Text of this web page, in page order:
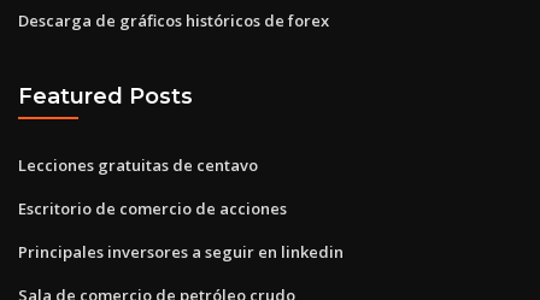
Descarga de gráficos históricos de forex
Featured Posts
Lecciones gratuitas de centavo
Escritorio de comercio de acciones
Principales inversores a seguir en linkedin
Sala de comercio de petróleo crudo